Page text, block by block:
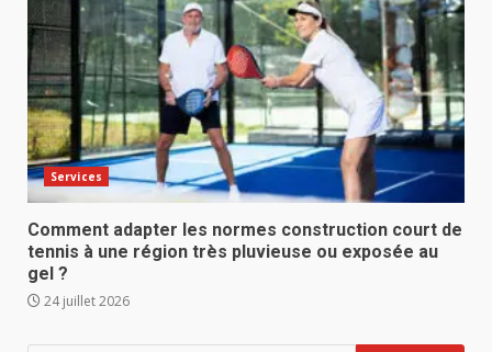
Services
Comment adapter les normes construction court de
tennis à une région très pluvieuse ou exposée au
gel ?
24 juillet 2026